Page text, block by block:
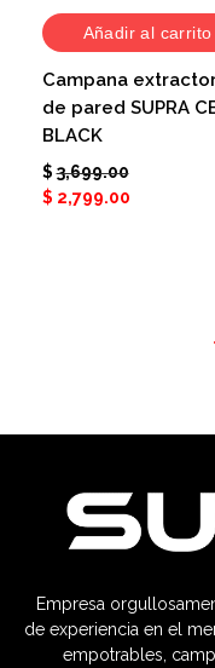
Añadir al carrito
Campana
de pared SUPRA
BLACK
$ 3,699.00
$ 2,799.00
Empresa
de experiencia en el
empotrables,